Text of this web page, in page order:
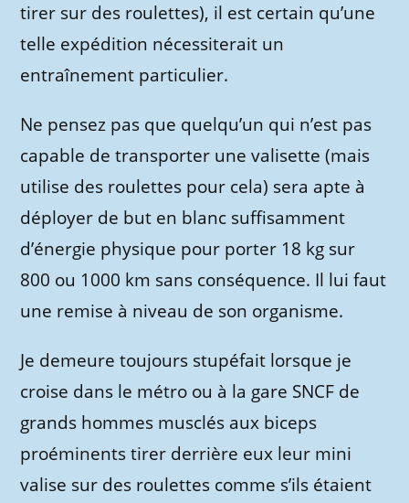
tirer sur des roulettes), il est certain qu’une
telle expédition nécessiterait un
entraînement particulier.
Ne pensez pas que quelqu’un qui n’est pas
capable de transporter une valisette (mais
utilise des roulettes pour cela) sera apte à
déployer de but en blanc suffisamment
d’énergie physique pour porter 18 kg sur
800 ou 1000 km sans conséquence. Il lui faut
une remise à niveau de son organisme.
Je demeure toujours stupéfait lorsque je
croise dans le métro ou à la gare SNCF de
grands hommes musclés aux biceps
proéminents tirer derrière eux leur mini
valise sur des roulettes comme s’ils étaient